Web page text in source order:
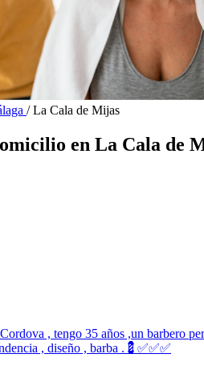
/ La Cala de Mijas
en La Cala de
, tengo 35 años ,un barbero
, diseño , barba .💈✅️✅️✅️